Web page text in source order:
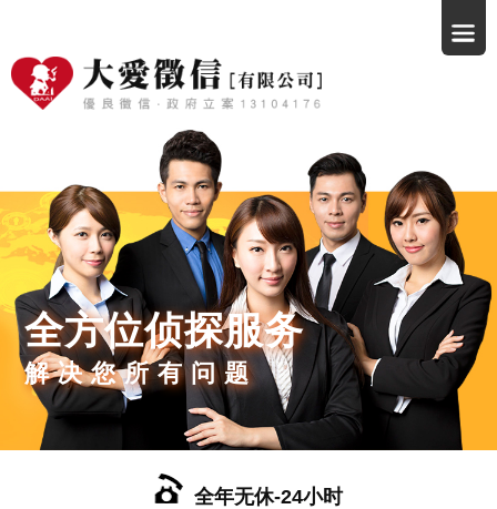
全方位侦探服务
解决您所有问题
全年无休-24小时